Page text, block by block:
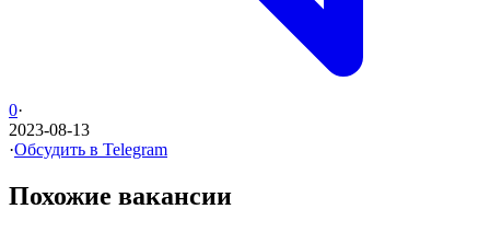
0·
2023-08-13
·Обсудить в Telegram
Похожие вакансии